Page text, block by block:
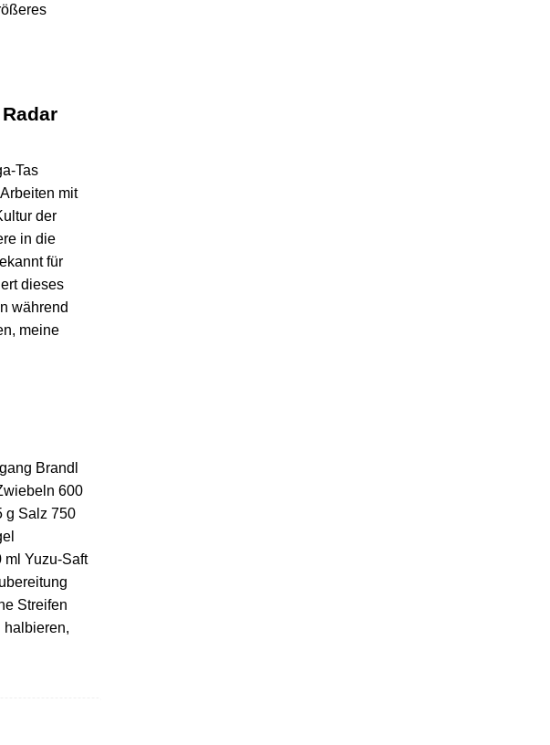
Tas
mit
der
in die
für
dieses
während
meine
Brandl
600
g Salz 750
ml Yuzu-Saft
Streifen
halbieren,